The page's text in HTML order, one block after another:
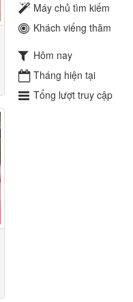
Máy chủ tìm kiếm
Khách viếng thăm
Hôm nay
Tháng hiện tại
Tổng lượt truy cập